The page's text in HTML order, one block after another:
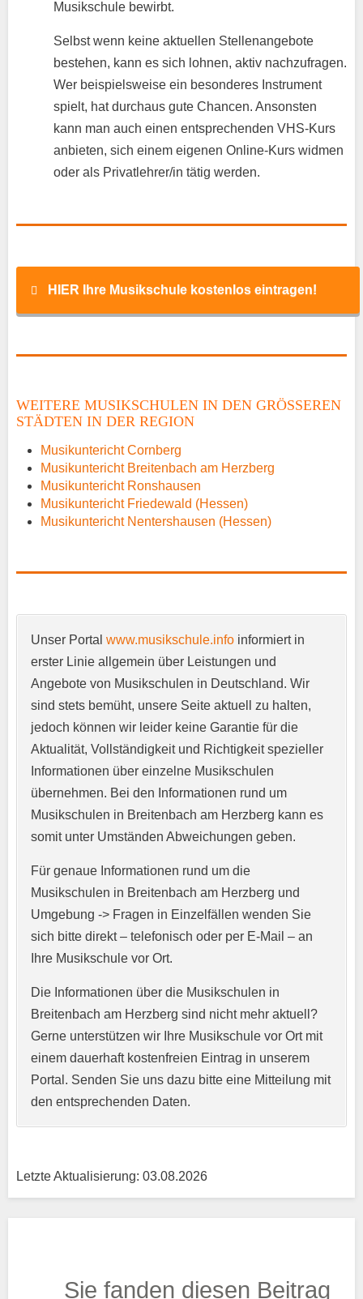
Musikschule bewirbt.
Selbst wenn keine aktuellen Stellenangebote
bestehen, kann es sich lohnen, aktiv nachzufragen.
Wer beispielsweise ein besonderes Instrument
spielt, hat durchaus gute Chancen. Ansonsten
kann man auch einen entsprechenden VHS-Kurs
anbieten, sich einem eigenen Online-Kurs widmen
oder als Privatlehrer/in tätig werden.
HIER Ihre Musikschule kostenlos eintragen!
Anschrift
E-Mail-Adresse*
Webseite
Kurzprofil der Musikschule*
Trägertyp*
WEITERE MUSIKSCHULEN IN DEN GRÖSSEREN S
TÄDTEN IN DER REGION
Musikuntericht Cornberg
Musikuntericht Breitenbach am Herzberg
Musikuntericht Ronshausen
Musikuntericht Friedewald (Hessen)
Musikuntericht Nentershausen (Hessen)
Unser Portal www.musikschule.info informiert in
erster Linie allgemein über Leistungen und
Angebote von Musikschulen in Deutschland. Wir
sind stets bemüht, unsere Seite aktuell zu halten,
jedoch können wir leider keine Garantie für die
Aktualität, Vollständigkeit und Richtigkeit spezieller
Informationen über einzelne Musikschulen
übernehmen. Bei den Informationen rund um
Musikschulen in Breitenbach am Herzberg kann es
somit unter Umständen Abweichungen geben.
Für genaue Informationen rund um die
Musikschulen in Breitenbach am Herzberg und
Umgebung -> Fragen in Einzelfällen wenden Sie
sich bitte direkt – telefonisch oder per E-Mail – an
Ihre Musikschule vor Ort.
Die Informationen über die Musikschulen in
Breitenbach am Herzberg sind nicht mehr aktuell?
Gerne unterstützen wir Ihre Musikschule vor Ort mit
einem dauerhaft kostenfreien Eintrag in unserem
Portal. Senden Sie uns dazu bitte eine Mitteilung mit
den entsprechenden Daten.
Letzte Aktualisierung: 03.08.2026
Sie fanden diesen Beitrag